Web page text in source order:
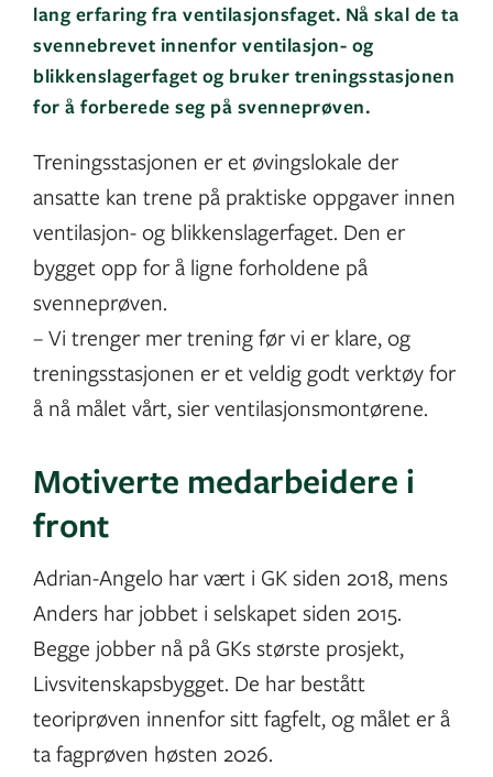
lang erfaring fra ventilasjonsfaget. Nå skal de ta
svennebrevet innenfor ventilasjon- og
blikkenslagerfaget og bruker treningsstasjonen
for å forberede seg på svenneprøven.
Treningsstasjonen er et øvingslokale der
ansatte kan trene på praktiske oppgaver innen
ventilasjon- og blikkenslagerfaget. Den er
bygget opp for å ligne forholdene på
svenneprøven.
– Vi trenger mer trening før vi er klare, og
treningsstasjonen er et veldig godt verktøy for
å nå målet vårt, sier ventilasjonsmontørene.
Motiverte medarbeidere i
front
Adrian-Angelo har vært i GK siden 2018, mens
Anders har jobbet i selskapet siden 2015.
Begge jobber nå på GKs største prosjekt,
Livsvitenskapsbygget. De har bestått
teoriprøven innenfor sitt fagfelt, og målet er å
ta fagprøven høsten 2026.